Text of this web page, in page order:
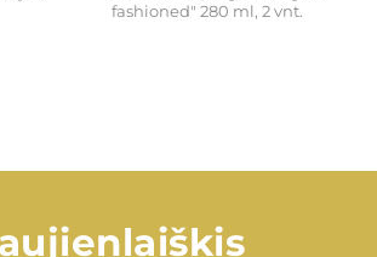
fashioned" 280 ml, 2 vnt.